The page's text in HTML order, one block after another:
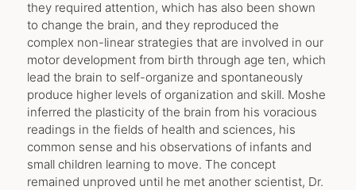
they required attention, which has also been shown
to change the brain, and they reproduced the
complex non-linear strategies that are involved in our
motor development from birth through age ten, which
lead the brain to self-organize and spontaneously
produce higher levels of organization and skill. Moshe
inferred the plasticity of the brain from his voracious
readings in the fields of health and sciences, his
common sense and his observations of infants and
small children learning to move. The concept
remained unproved until he met another scientist, Dr.